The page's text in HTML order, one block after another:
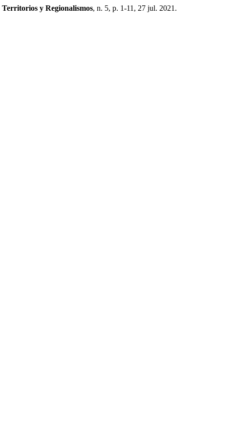
Territorios y Regionalismos, n. 5, p. 1-11, 27 jul. 2021.